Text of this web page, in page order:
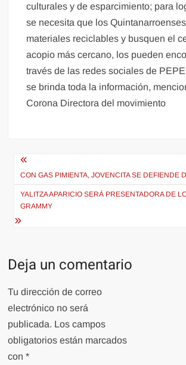
culturales y de esparcimiento; para
se necesita que los
materiales reciclables y busquen el
acopio más cercano, los pueden
través de las redes sociales de
se brinda toda la información,
Corona Directora del movimiento
Navegación
de
entradas
CON GAS PIMIENTA, JOVENCITA SE DEFIENDE
YALITZA APARICIO SERÁ PRESENTADORA DE
GRAMMY
Deja un comentario
Tu dirección de correo
electrónico no será
publicada. Los campos
obligatorios están marcados
con*